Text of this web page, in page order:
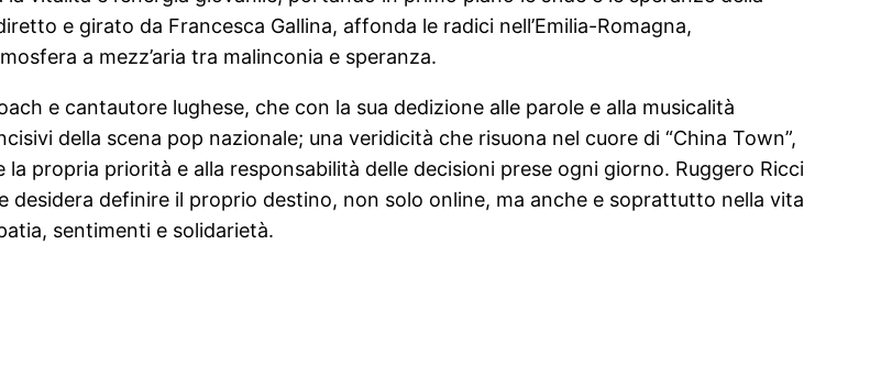
e girato da Francesca Gallina, affonda le radici nell’Emilia-Romagna,
a mezz’aria tra malinconia e speranza.
e cantautore lughese, che con la sua dedizione alle parole e alla musicalità
della scena pop nazionale; una veridicità che risuona nel cuore di “China Town”,
la propria priorità e alla responsabilità delle decisioni prese ogni giorno. Ruggero Ricci
desidera definire il proprio destino, non solo online, ma anche e soprattutto nella vita
sentimenti e solidarietà.